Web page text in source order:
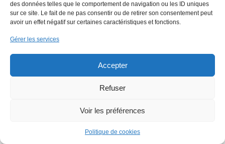
des données telles que le comportement de navigation ou les ID uniques
sur ce site. Le fait de ne pas consentir ou de retirer son consentement peut
avoir un effet négatif sur certaines caractéristiques et fonctions.
Gérer les services
Accepter
Refuser
Voir les préférences
Politique de cookies
Copyright 2018 EmWeb.xyz - Mentions légales